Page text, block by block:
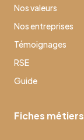
Nos valeurs
Nos entreprises
Témoignages
RSE
Guide
Fiches métiers